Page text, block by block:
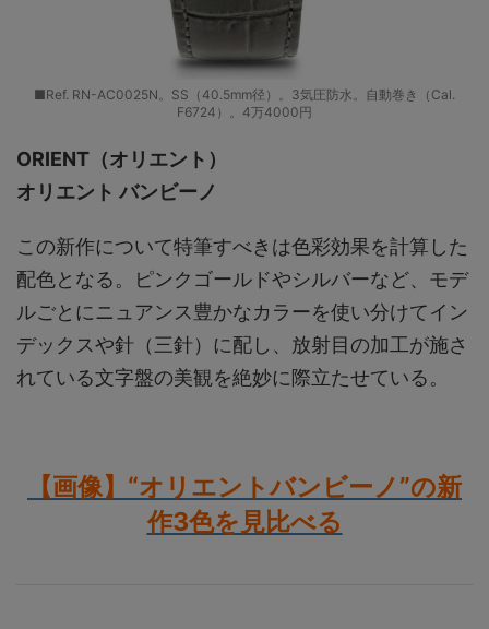
■Ref. RN-AC0025N。SS（40.5mm径）。3気圧防水。自動巻き（Cal.
F6724）。4万4000円
ORIENT（オリエント）
オリエント バンビーノ
この新作について特筆すべきは色彩効果を計算した
配色となる。ピンクゴールドやシルバーなど、モデ
ルごとにニュアンス豊かなカラーを使い分けてイン
デックスや針（三針）に配し、放射目の加工が施さ
れている文字盤の美観を絶妙に際立たせている。
【画像】“オリエントバンビーノ”の新
作3色を見比べる